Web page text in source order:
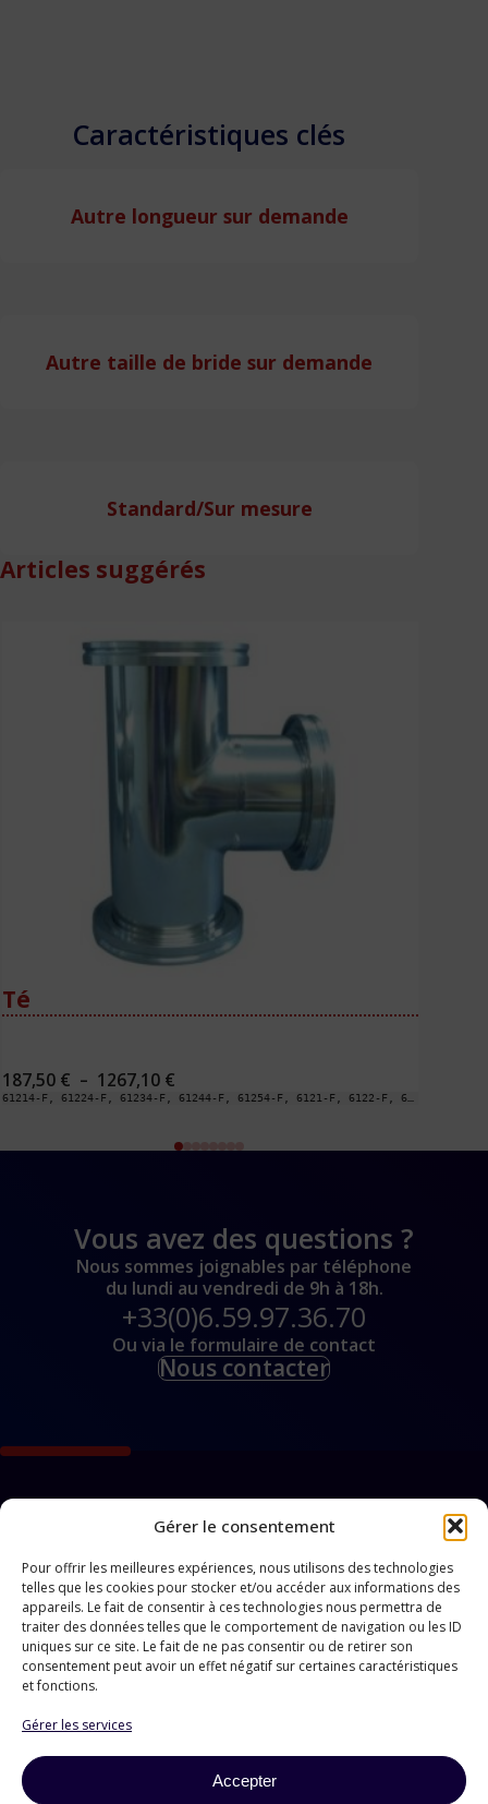
Gérer le consentement
Pour offrir les meilleures expériences, nous utilisons des technologies
telles que les cookies pour stocker et/ou accéder aux informations des
appareils. Le fait de consentir à ces technologies nous permettra de
traiter des données telles que le comportement de navigation ou les ID
uniques sur ce site. Le fait de ne pas consentir ou de retirer son
consentement peut avoir un effet négatif sur certaines caractéristiques
et fonctions.
Gérer les services
Accepter
Caractéristiques clés
Autre longueur sur demande
Autre taille de bride sur demande
Standard/Sur mesure
Articles suggérés
Té
187,50 € – 1267,10 €
de
187,50 €
Vous avez des questions ?
Nous sommes joignables par téléphone
du lundi au vendredi de 9h à 18h.
+33(0)6.59.97.36.70
Ou via le formulaire de contact
Nous contacter
256 chemin de la Bonde
13120 Gardanne - FR
du lundi au vendredi
de 9h à 18h
info@gensurf.fr
Composants CF
Composants ISO-K
Cryostats
Dispositifs de rotation